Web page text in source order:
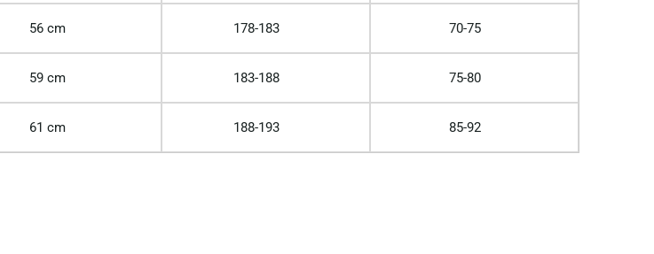
56 cm 178-183 70-75
59 cm 183-188 75-80
61 cm 188-193 85-92